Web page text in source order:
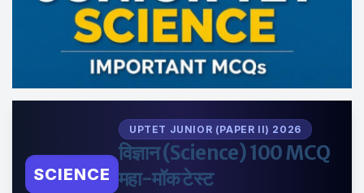
SCIENCE
UPTET JUNIOR (PAPER II) 2026
विज्ञान (Science) 100 MCQ
महा-मॉक टेस्ट